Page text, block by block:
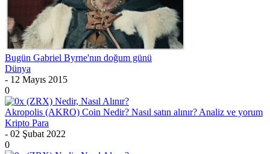
Bugün Gabriel Byrne'nın doğum günü
Dünya
- 12 Mayıs 2015
0
Akropolis (AKRO) Coin Nedir? Nasıl satın alınır? Analiz ve yorum
Kripto Para
- 02 Şubat 2022
0